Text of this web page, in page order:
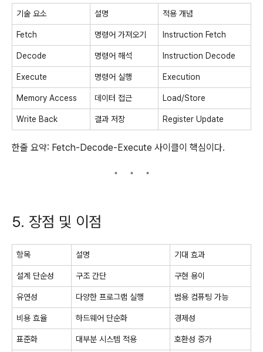
기술 요소 설명 적용 개념
Fetch 명령어 가져오기 Instruction Fetch
Decode 명령어 해석 Instruction Decode
Execute 명령어 실행 Execution
Memory Access 데이터 접근 Load/Store
Write Back 결과 저장 Register Update
한줄 요약: Fetch-Decode-Execute 사이클이 핵심이다.
5. 장점 및 이점
항목 설명 기대 효과
설계 단순성 구조 간단 구현 용이
유연성 다양한 프로그램 실행 범용 컴퓨팅 가능
비용 효율 하드웨어 단순화 경제성
표준화 대부분 시스템 적용 호환성 증가